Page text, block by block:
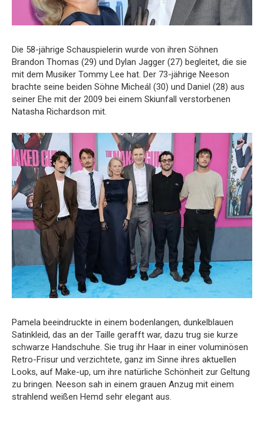
Die 58-jährige Schauspielerin wurde von ihren Söhnen
Brandon Thomas (29) und Dylan Jagger (27) begleitet, die sie
mit dem Musiker Tommy Lee hat. Der 73-jährige Neeson
brachte seine beiden Söhne Micheál (30) und Daniel (28) aus
seiner Ehe mit der 2009 bei einem Skiunfall verstorbenen
Natasha Richardson mit.
Pamela beeindruckte in einem bodenlangen, dunkelblauen
Satinkleid, das an der Taille gerafft war, dazu trug sie kurze
schwarze Handschuhe. Sie trug ihr Haar in einer voluminösen
Retro-Frisur und verzichtete, ganz im Sinne ihres aktuellen
Looks, auf Make-up, um ihre natürliche Schönheit zur Geltung
zu bringen. Neeson sah in einem grauen Anzug mit einem
strahlend weißen Hemd sehr elegant aus.